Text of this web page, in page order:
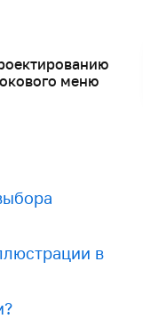
меню
в